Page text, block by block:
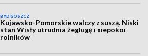
BYDGOSZCZ
Kujawsko-Pomorskie walczy z suszą. Niski
stan Wisły utrudnia żeglugę i niepokoi
rolników